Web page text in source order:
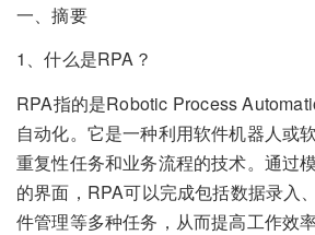
一、摘要
1、什么是RPA？
RPA指的是Robotic Process
自动化。它是一种利用软件机器人或
重复性任务和业务流程的技术。通过
的界面，RPA可以完成包括数据录入
件管理等多种任务，从而提高工作效